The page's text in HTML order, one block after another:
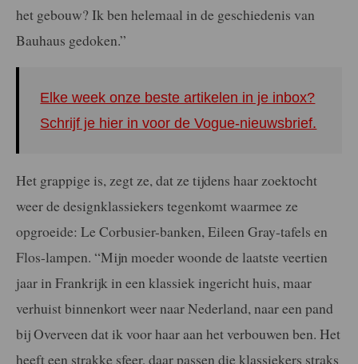
het gebouw? Ik ben helemaal in de geschiedenis van
Bauhaus gedoken.”
Elke week onze beste artikelen in je inbox?
Schrijf je hier in voor de Vogue-nieuwsbrief.
Het grappige is, zegt ze, dat ze tijdens haar zoektocht
weer de designklassiekers tegenkomt waarmee ze
opgroeide: Le Corbusier-banken, Eileen Gray-tafels en
Flos-lampen. “Mijn moeder woonde de laatste veertien
jaar in Frankrijk in een klassiek ingericht huis, maar
verhuist binnenkort weer naar Nederland, naar een pand
bij Overveen dat ik voor haar aan het verbouwen ben. Het
heeft een strakke sfeer, daar passen die klassiekers straks